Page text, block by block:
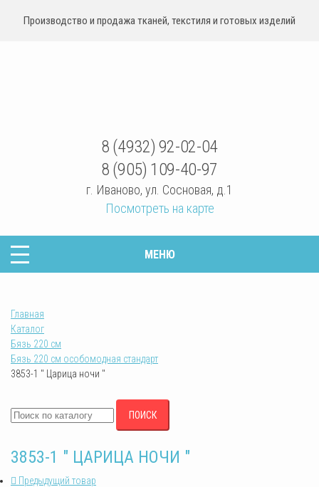
Производство и продажа тканей, текстиля и готовых изделий
8 (4932) 92-02-04
8 (905) 109-40-97
г. Иваново, ул. Сосновая, д.1
Посмотреть на карте
МЕНЮ
Главная
Каталог
Бязь 220 см
Бязь 220 см особомодная стандарт
3853-1 " Царица ночи "
ПОИСК
3853-1 " ЦАРИЦА НОЧИ "
Предыдущий товар